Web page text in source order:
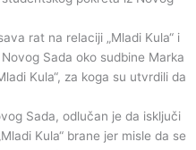
rat na relaciji „Mladi Kula“ i
Sada oko sudbine Marka
Kula“, za koga su utvrdili da
Sada, odlučan je da isključi
Kula“ brane jer misle da se